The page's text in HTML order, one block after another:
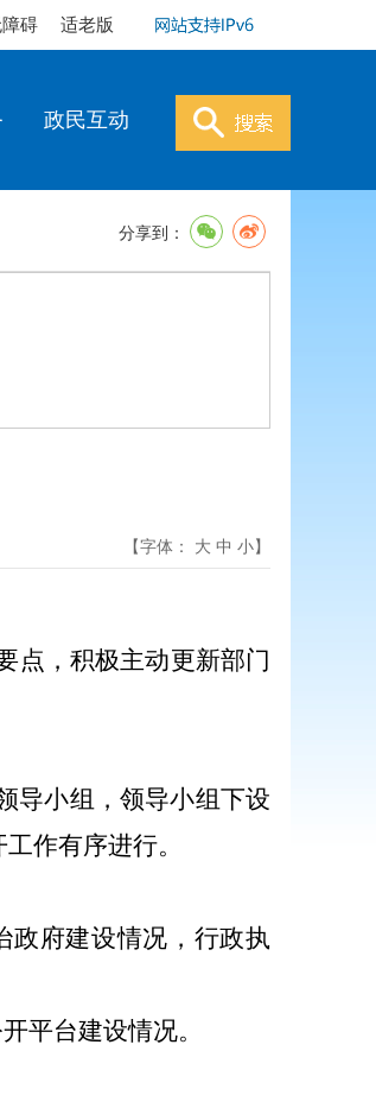
碍 适老版
政民互动
分享到：
【字体： 大 中 小】
点，积极主动更新部门
导小组，领导小组下设
开工作有序进行。
政府建设情况，行政执
平台建设情况。